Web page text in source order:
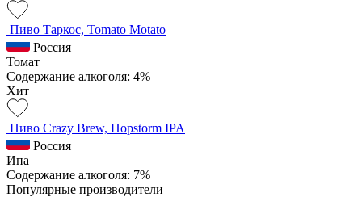
Пиво Таркос, Tomato Motato
Россия
Томат
Содержание алкоголя: 4%
Хит
Пиво Crazy Brew, Hopstorm IPA
Россия
Ипа
Содержание алкоголя: 7%
Популярные производители